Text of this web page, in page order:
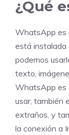
¿Qué
WhatsApp es
está instalada
podemos
texto,
WhatsApp es
usar, también
extraños, y
la conexión a